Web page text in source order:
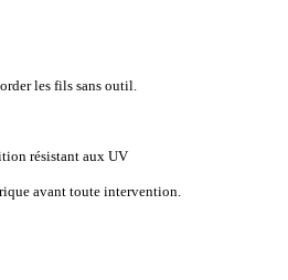
les fils sans outil.
résistant aux UV
avant toute intervention.